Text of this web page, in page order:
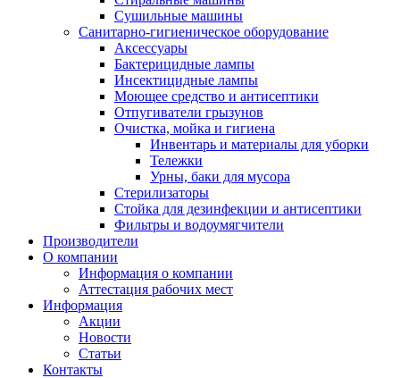
Сушильные машины
Санитарно-гигиеническое оборудование
Аксессуары
Бактерицидные лампы
Инсектицидные лампы
Моющее средство и антисептики
Отпугиватели грызунов
Очистка, мойка и гигиена
Инвентарь и материалы для уборки
Тележки
Урны, баки для мусора
Стерилизаторы
Стойка для дезинфекции и антисептики
Фильтры и водоумягчители
Производители
О компании
Информация о компании
Аттестация рабочих мест
Информация
Акции
Новости
Статьи
Контакты